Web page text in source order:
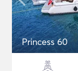
Princess 60